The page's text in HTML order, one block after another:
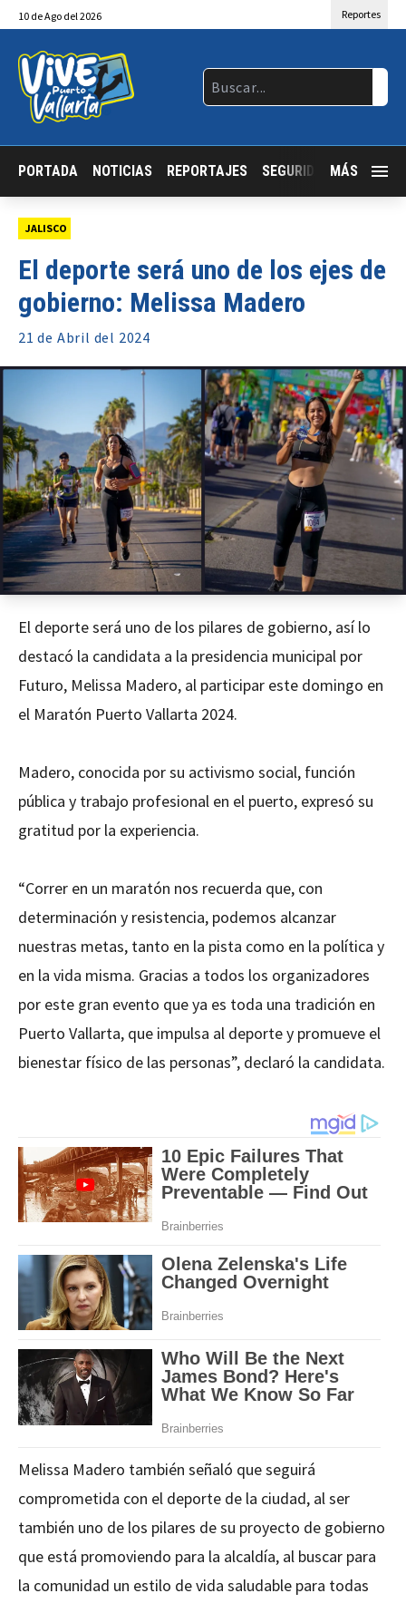
10 deAgo del 2026 Reportes
PORTADA NOTICIAS REPORTAJES SEGURIDAD JALISCO
MÁS
JALISCO
El deporte será uno de los ejes de
gobierno: Melissa Madero
21 de Abril del 2024
El deporte será uno de los pilares de gobierno, así lo
destacó la candidata a la presidencia municipal por
Futuro, Melissa Madero, al participar este domingo en
el Maratón Puerto Vallarta 2024.
Madero, conocida por su activismo social, función
pública y trabajo profesional en el puerto, expresó su
gratitud por la experiencia.
“Correr en un maratón nos recuerda que, con
determinación y resistencia, podemos alcanzar
nuestras metas, tanto en la pista como en la política y
en la vida misma. Gracias a todos los organizadores
por este gran evento que ya es toda una tradición en
Puerto Vallarta, que impulsa al deporte y promueve el
bienestar físico de las personas”, declaró la candidata.
Melissa Madero también señaló que seguirá
comprometida con el deporte de la ciudad, al ser
también uno de los pilares de su proyecto de gobierno
que está promoviendo para la alcaldía, al buscar para
la comunidad un estilo de vida saludable para todas